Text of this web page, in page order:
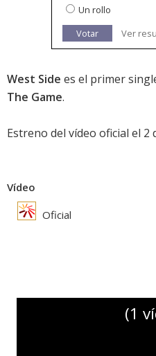
Un rollo
Votar
Ver
West Side es el primer
The Game.
Estreno del vídeo oficial el 2
Vídeo
Oficial
(1